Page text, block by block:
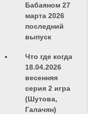
Бабаяном 27
марта 2026
последний
выпуск
Что где когда
18.04.2026
весенняя
серия 2 игра
(Шутова,
Галачян)